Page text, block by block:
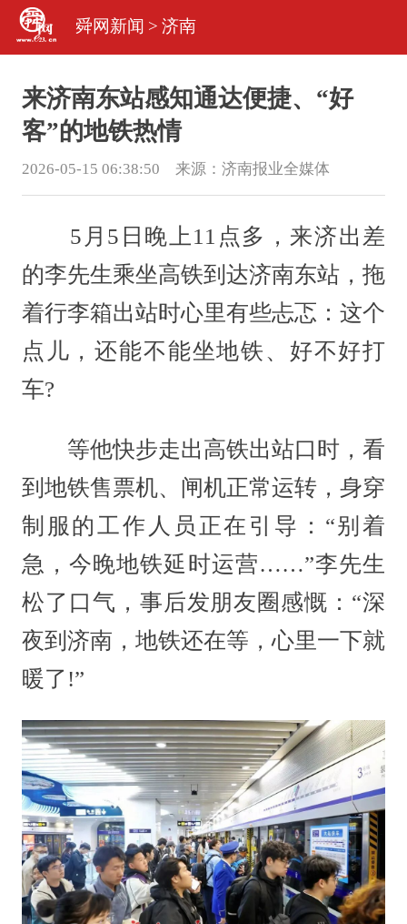
舜网新闻 > 济南
来济南东站感知通达便捷、“好
客”的地铁热情
2026-05-15 06:38:50 来源： 济南报业全媒体
5月5日晚上11点多，来济出差
的李先生乘坐高铁到达济南东站，拖
着行李箱出站时心里有些忐忑：这个
点儿，还能不能坐地铁、好不好打
车?
等他快步走出高铁出站口时，看
到地铁售票机、闸机正常运转，身穿
制服的工作人员正在引导：“别着
急，今晚地铁延时运营……”李先生
松了口气，事后发朋友圈感慨：“深
夜到济南，地铁还在等，心里一下就
暖了!”